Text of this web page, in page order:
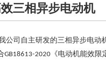
三相异步电动机
公司自主研发的三相异步电动
GB18613-2020 《电动机能效